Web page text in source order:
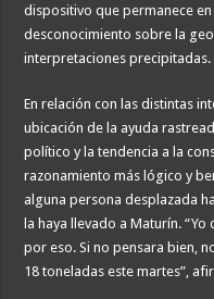
dispositivo que permanece
desconocimiento sobre la
interpretaciones precipitadas.
En relación con las distintas
ubicación de la ayuda
político y la tendencia a la
razonamiento más lógico y
alguna persona desplazada
la haya llevado a Maturín.
por eso. Si no pensara bien,
18 toneladas este martes”,